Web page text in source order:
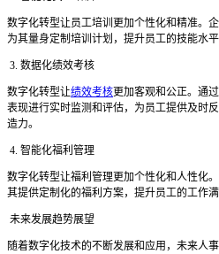
数字化转型让员工培训更加个性化和精准。
为其量身定制培训计划，提升员工的技能水平
3. 数据化绩效考核
数字化转型让绩效考核更加客观和公正。通
表现进行实时监测和评估，为员工提供及时
造力。
4. 智能化福利管理
数字化转型让福利管理更加个性化和人性化
其提供定制化的福利方案，提升员工的工作满
未来发展趋势展望
随着数字化技术的不断发展和应用，未来人